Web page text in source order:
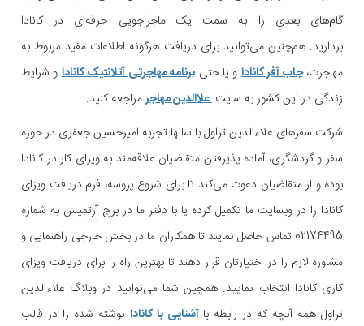
گام‌های بعدی را به سمت یک ماجراجویی حرفه‌ای در کانادا
بردارید. هم‌چنین می‌توانید برای دریافت هرگونه اطلاعات مفید مربوط به
مهاجرت،جاب آفر کاناداو یا حتی برنامه مهاجرتی آتلانتیک کاناداو شرایط
زندگی در این کشور به سایت علاالدین مهاجرمراجعه کنید.
شرکت سفرهای علاءالدین تراول با سالها تجربه امیرحسین جعفری در حوزه
سفر و گردشگری، آماده پذیرفتن متقاضیان علاقه‌مند به ویزای کار در کانادا
بوده و از متقاضیان دعوت می‌کند تا برای شروع پروسه، فرم دریافت ویزای
کانادا را در وبسایت ما تکمیل کرده یا با دفتر ما در برج آرتمیس به شماره
02174495 تماس حاصل نمایند تا همکاران ما در بخش خارجی راهنمایی و
مشاوره لازم را در اختیارتان قرار دهند تا بهترین راه را برای دریافت ویزای
کاری کانادا انتخاب نمایید. همچین شما می‌توانید در وبلاگ علاءالدین
تراول همه آنچه که در رابطه باآشنایی با کانادا نوشته شده را در قالب